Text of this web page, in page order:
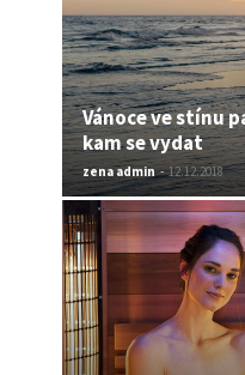
Vánoce ve stínu
kam se vydat
zena admin - 12.12.2018